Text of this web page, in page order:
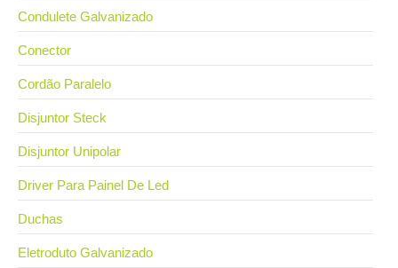
Condulete Galvanizado
Conector
Cordão Paralelo
Disjuntor Steck
Disjuntor Unipolar
Driver Para Painel De Led
Duchas
Eletroduto Galvanizado